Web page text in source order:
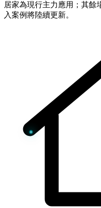
居家為現行主力應用；其餘
入案例將陸續更新。